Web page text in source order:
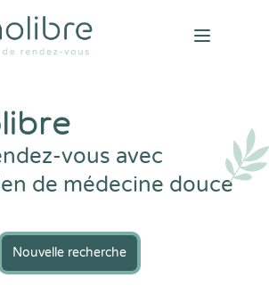
Open
vous avec
de médecine douce
Nouvelle recherche